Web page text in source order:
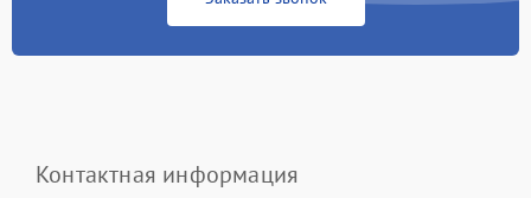
Контактная информация